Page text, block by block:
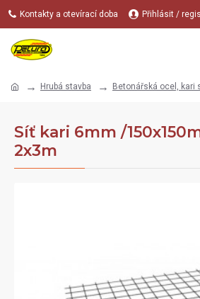
Kontakty a otevírací doba Přihlásit /
Hrubá stavba Betonářská ocel, kari
Síť kari 6mm /
2x3m